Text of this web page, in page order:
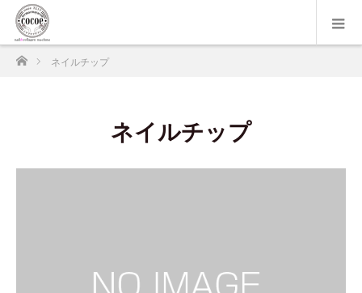
ホームネイルチップ
ネイルチップ